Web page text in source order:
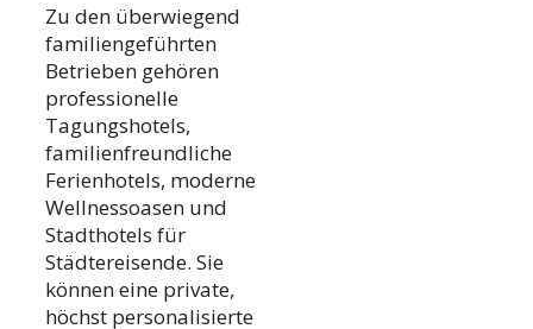
Zu den überwiegend
familiengeführten
Betrieben gehören
professionelle
Tagungshotels,
familienfreundliche
Ferienhotels, moderne
Wellnessoasen und
Stadthotels für
Städtereisende. Sie
können eine private,
höchst personalisierte